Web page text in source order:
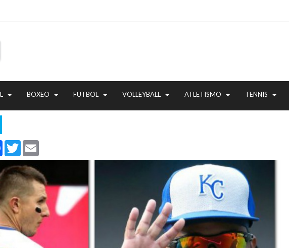
BOXEO FUTBOL VOLLEYBALL ATLETISMO TENNIS
Facebook
Twitter